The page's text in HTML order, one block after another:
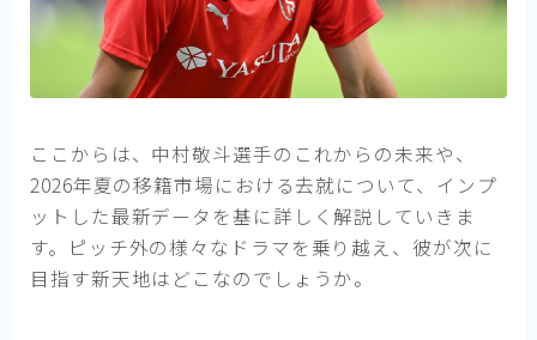
ここからは、中村敬斗選手のこれからの未来や、
2026年夏の移籍市場における去就について、インプ
ットした最新データを基に詳しく解説していきま
す。ピッチ外の様々なドラマを乗り越え、彼が次に
目指す新天地はどこなのでしょうか。